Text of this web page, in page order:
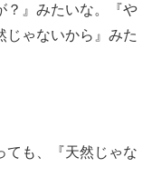
？』みたいな。『や
じゃないから』みた
も、『天然じゃな